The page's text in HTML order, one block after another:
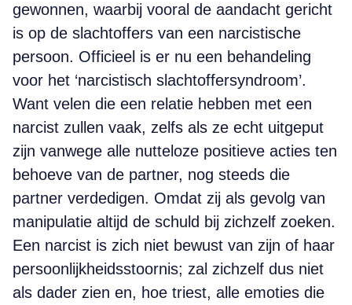
gewonnen, waarbij vooral de aandacht gericht
is op de slachtoffers van een narcistische
persoon. Officieel is er nu een behandeling
voor het ‘narcistisch slachtoffersyndroom’.
Want velen die een relatie hebben met een
narcist zullen vaak, zelfs als ze echt uitgeput
zijn vanwege alle nutteloze positieve acties ten
behoeve van de partner, nog steeds die
partner verdedigen. Omdat zij als gevolg van
manipulatie altijd de schuld bij zichzelf zoeken.
Een narcist is zich niet bewust van zijn of haar
persoonlijkheidsstoornis; zal zichzelf dus niet
als dader zien en, hoe triest, alle emoties die